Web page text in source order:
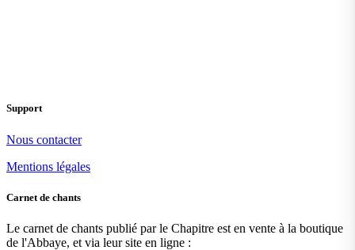
Support
Nous contacter
Mentions légales
Carnet de chants
Le carnet de chants publié par le Chapitre est en vente à la boutique
de l'Abbaye, et via leur site en ligne :